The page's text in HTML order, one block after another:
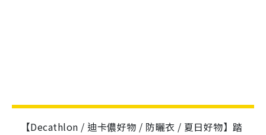
【Decathlon / 迪卡儂好物 / 防曬衣 / 夏日好物】踏